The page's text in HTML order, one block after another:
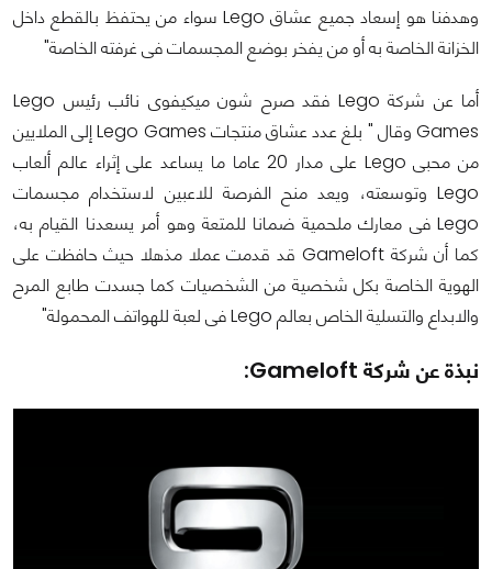
وهدفنا هو إسعاد جميع عشاق Lego سواء من يحتفظ بالقطع داخل
الخزانة الخاصة به أو من يفخر بوضع المجسمات فى غرفته الخاصة"
أما عن شركة Lego فقد صرح شون ميكيفوى نائب رئيس Lego
Games وقال " بلغ عدد عشاق منتجات Lego Games إلى الملايين
من محبى Lego على مدار 20 عاما ما يساعد على إثراء عالم ألعاب
Lego وتوسعته، ويعد منح الفرصة للاعبين لاستخدام مجسمات
Lego فى معارك ملحمية ضمانا للمتعة وهو أمر يسعدنا القيام به،
كما أن شركة Gameloft قد قدمت عملا مذهلا حيث حافظت على
الهوية الخاصة بكل شخصية من الشخصيات كما جسدت طابع المرح
والابداع والتسلية الخاص بعالم Lego فى لعبة للهواتف المحمولة"
نبذة عن شركة Gameloft: